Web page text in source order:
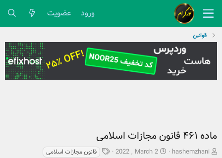
ورود عضویت
قوانین
ماده ۴۶۱ قانون مجازات اسلامی
ش
hashemzhani
ت2022 , March 2
ب قانون مجازات اسلامی